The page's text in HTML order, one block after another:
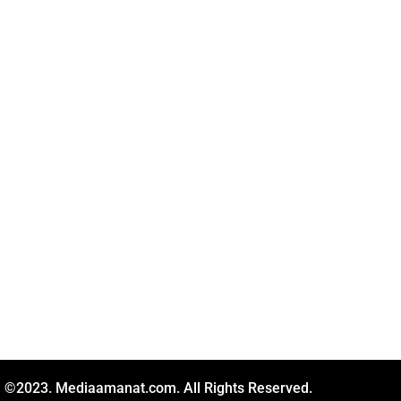
©2023. Mediaamanat.com. All Rights Reserved.